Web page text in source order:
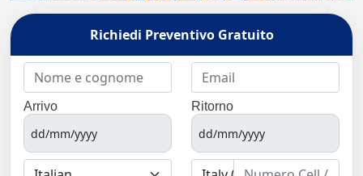
Richiedi Preventivo Gratuito
Arrivo Ritorno